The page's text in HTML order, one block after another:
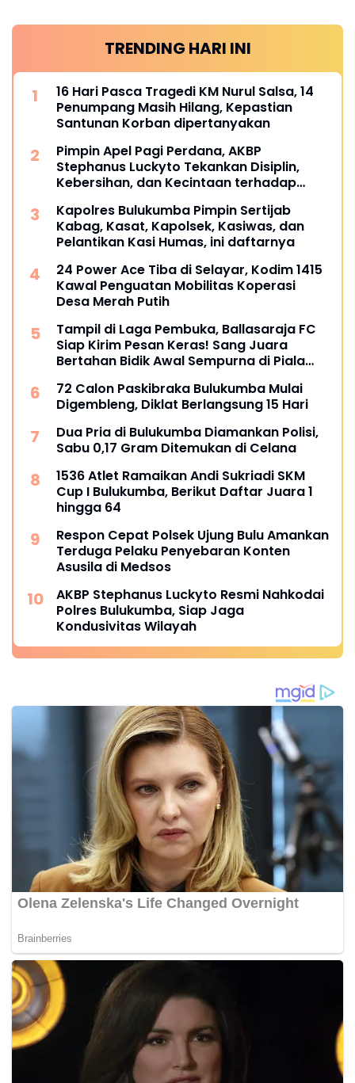
TRENDING HARI INI
16 Hari Pasca Tragedi KM Nurul Salsa, 14
Penumpang Masih Hilang, Kepastian
Santunan Korban dipertanyakan
Pimpin Apel Pagi Perdana, AKBP
Stephanus Luckyto Tekankan Disiplin,
Kebersihan, dan Kecintaan terhadap
Kapolres Bulukumba Pimpin Sertijab
Kabag, Kasat, Kapolsek, Kasiwas, dan
Pelantikan Kasi Humas, ini daftarnya
24 Power Ace Tiba di Selayar, Kodim 1415
Kawal Penguatan Mobilitas Koperasi
Desa Merah Putih
Tampil di Laga Pembuka, Ballasaraja FC
Siap Kirim Pesan Keras! Sang Juara
Bertahan Bidik Awal Sempurna di Piala
72 Calon Paskibraka Bulukumba Mulai
Digembleng, Diklat Berlangsung 15 Hari
Dua Pria di Bulukumba Diamankan Polisi,
Sabu 0,17 Gram Ditemukan di Celana
1536 Atlet Ramaikan Andi Sukriadi SKM
Cup I Bulukumba, Berikut Daftar Juara 1
hingga 64
Respon Cepat Polsek Ujung Bulu Amankan
Terduga Pelaku Penyebaran Konten
Asusila di Medsos
AKBP Stephanus Luckyto Resmi Nahkodai
Polres Bulukumba, Siap Jaga
Kondusivitas Wilayah